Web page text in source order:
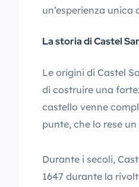
un’esperienza
La storia di Castel
Le origini di Castel
di costruire una
castello venne
punte, che lo rese
Durante i secoli,
1647 durante la